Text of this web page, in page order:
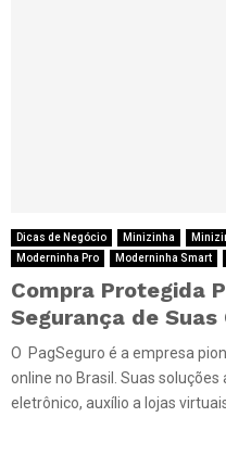
Dicas de Negócio Minizinha
Moderninha Pro
Moderninha Smart
Compra Protegida
Segurança de Suas
O PagSeguro é a empresa
online no Brasil. Suas
eletrônico, auxílio a lojas